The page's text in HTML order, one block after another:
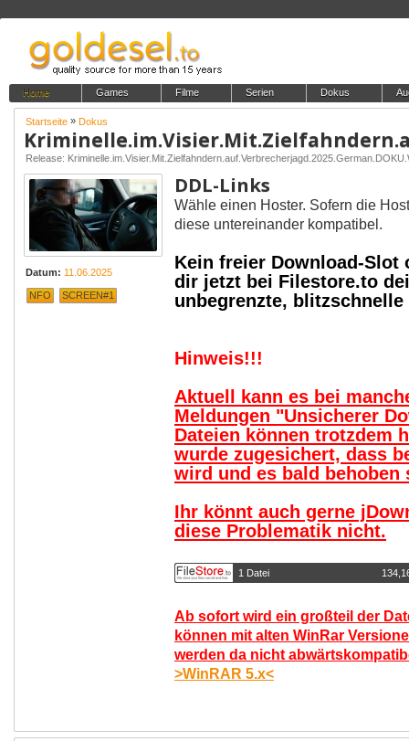
Home Games Filme Serien Dokus
Startseite » Dokus
Release:
Datum: 11.06.2025
NFO SCREEN#1
DDL-Links
Wähle einen Hoster. Sofern die
diese untereinander kompatibel.
Kein freier Download-Slot
dir jetzt bei Filestore.to
unbegrenzte,
Hinweis!!!
Aktuell kann es bei
Meldungen "Unsicherer
Dateien können trotzdem
wurde zugesichert, dass
wird und es bald behoben
Ihr könnt auch gerne
diese Problematik nicht.
1 Datei
Ab sofort wird ein großteil der
können mit alten WinRar
werden da nicht
>WinRAR 5.x<